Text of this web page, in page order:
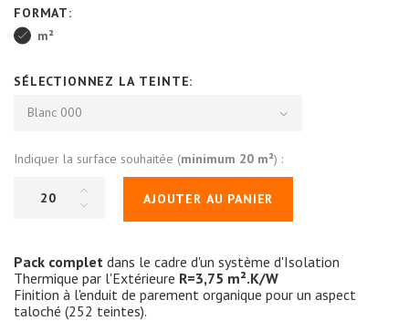
FORMAT:
m²
SÉLECTIONNEZ LA TEINTE:
Blanc 000
Indiquer la surface souhaitée (minimum 20 m²) :
AJOUTER AU PANIER
Pack complet dans le cadre d'un système d'Isolation
Thermique par l'Extérieure R=3,75 m².K/W
Finition à l'enduit de parement organique pour un aspect
taloché (252 teintes).